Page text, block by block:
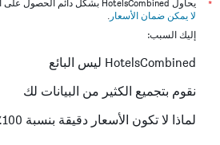
*
يحاول HotelsCombined بشكل دائم الحصول على الأسعار الدقيقة، ولكن
لا يمكن ضمان الأسعار .
إليك السبب:
HotelsCombined ليس البائع
نقوم بتجميع الكثير من البيانات لك
لماذا لا تكون الأسعار دقيقة بنسبة 100٪؟